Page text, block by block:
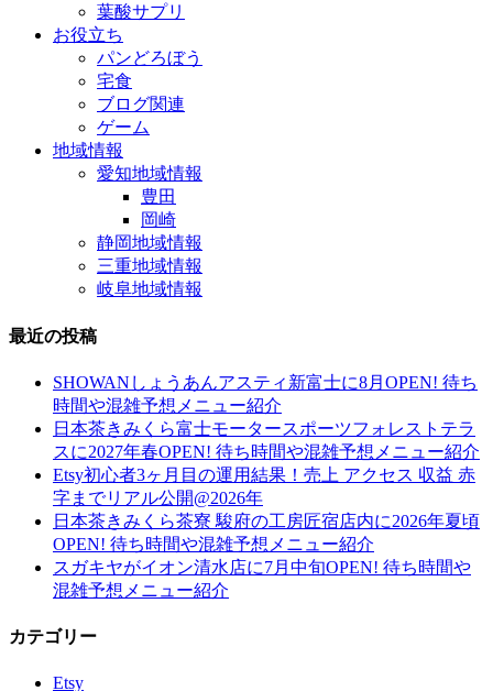
葉酸サプリ
お役立ち
パンどろぼう
宅食
ブログ関連
ゲーム
地域情報
愛知地域情報
豊田
岡崎
静岡地域情報
三重地域情報
岐阜地域情報
最近の投稿
SHOWANしょうあんアスティ新富士に8月OPEN! 待ち
時間や混雑予想メニュー紹介
日本茶きみくら富士モータースポーツフォレストテラ
スに2027年春OPEN! 待ち時間や混雑予想メニュー紹介
Etsy初心者3ヶ月目の運用結果！売上 アクセス 収益 赤
字までリアル公開@2026年
日本茶きみくら茶寮 駿府の工房匠宿店内に2026年夏頃
OPEN! 待ち時間や混雑予想メニュー紹介
スガキヤがイオン清水店に7月中旬OPEN! 待ち時間や
混雑予想メニュー紹介
カテゴリー
Etsy